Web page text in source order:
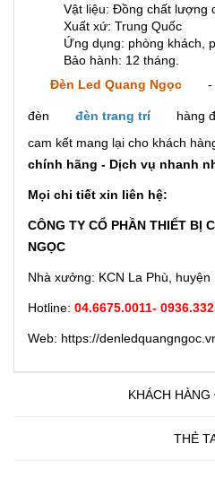
Vật liệu: Đồng chất lượng
Xuất xứ: Trung Quốc
Ứng dụng: phòng khách,
Bảo hành: 12 tháng.
Đèn Led Quang Ngọc
-
đèn đèn trang trí
hàng
cam kết mang lại cho khách
chính hãng - Dịch vụ nhanh
Mọi chi tiết xin liên hệ:
CÔNG TY CỔ PHẦN THIẾT BỊ
NGỌC
Nhà xưởng: KCN La Phù, huyện
Hotline: 04.6675.0011-
Web: https://
KHÁCH
THẺ